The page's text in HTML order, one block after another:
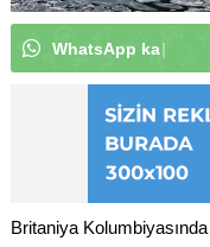
WhatsApp kan
Britaniya